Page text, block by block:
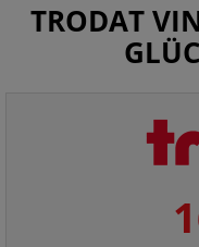
TRODAT